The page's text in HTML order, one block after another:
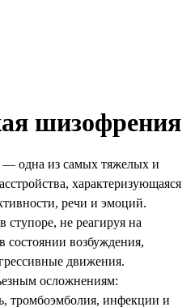
шизофрения
— одна из самых тяжелых и
характеризующаяся
речи и эмоций.
ступоре, не реагируя на
состоянии возбуждения,
движения.
осложнениям:
тромбоэмболия, инфекции и